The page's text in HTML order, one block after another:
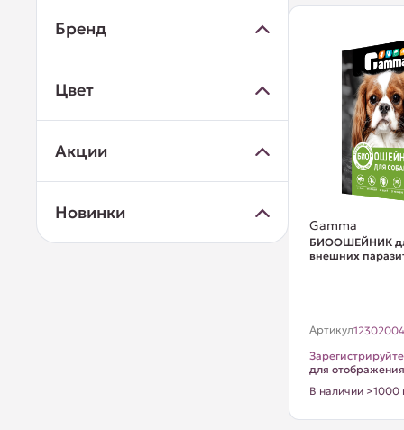
Бренд
Цвет
Акции
Новинки
Gamma
БИООШЕЙНИК
внешних
Артикул
для
В наличии >1000